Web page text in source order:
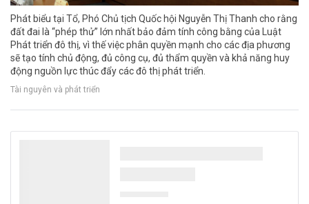
Phát biểu tại Tổ, Phó Chủ tịch Quốc hội Nguyễn Thị Thanh cho rằng
đất đai là “phép thử” lớn nhất bảo đảm tính công bằng của Luật
Phát triển đô thị, vì thế việc phân quyền mạnh cho các địa phương
sẽ tạo tính chủ động, đủ công cụ, đủ thẩm quyền và khả năng huy
động nguồn lực thúc đẩy các đô thị phát triển.
Tài nguyên và phát triển